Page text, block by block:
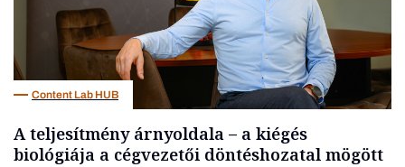
Content Lab HUB
A teljesítmény árnyoldala – a kiégés
biológiája a cégvezetői döntéshozatal mögött